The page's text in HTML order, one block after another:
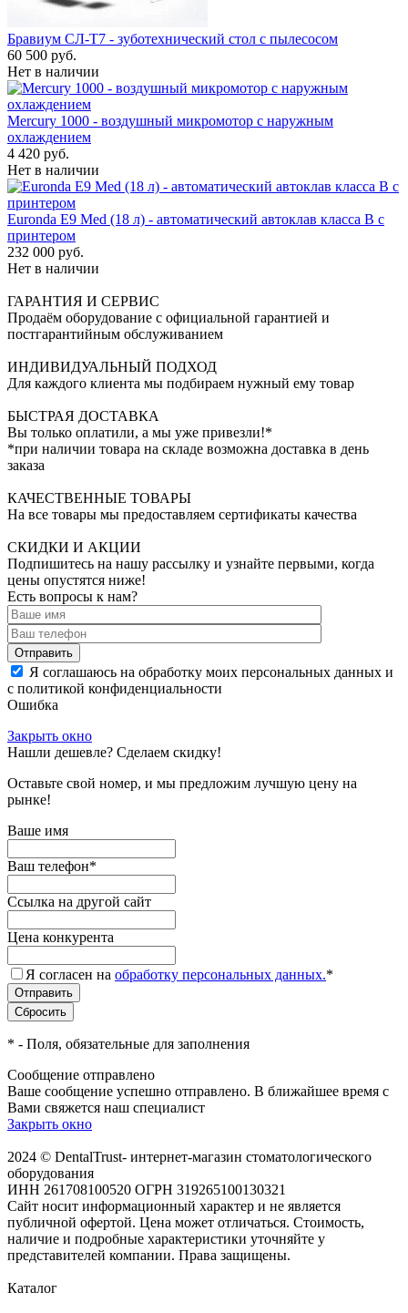
Бравиум СЛ-Т7 - зуботехнический стол с пылесосом
60 500 руб.
Нет в наличии
Mercury 1000 - воздушный микромотор с наружным
охлаждением
4 420 руб.
Нет в наличии
Euronda E9 Med (18 л) - автоматический автоклав класса B с
принтером
232 000 руб.
Нет в наличии
ГАРАНТИЯ И СЕРВИС
Продаём оборудование с официальной гарантией и
постгарантийным обслуживанием
ИНДИВИДУАЛЬНЫЙ ПОДХОД
Для каждого клиента мы подбираем нужный ему товар
БЫСТРАЯ ДОСТАВКА
Вы только оплатили, а мы уже привезли!*
*при наличии товара на складе возможна доставка в день
заказа
КАЧЕСТВЕННЫЕ ТОВАРЫ
На все товары мы предоставляем сертификаты качества
СКИДКИ И АКЦИИ
Подпишитесь на нашу рассылку и узнайте первыми, когда
цены опустятся ниже!
Есть вопросы к нам?
Отправить
Я соглашаюсь на обработку моих персональных данных и
с политикой конфиденциальности
Ошибка
Закрыть окно
Нашли дешевле? Сделаем скидку!
Оставьте свой номер, и мы предложим лучшую цену на
рынке!
Ваше имя
Ваш телефон*
Ссылка на другой сайт
Цена конкурента
Я согласен на обработку персональных данных.*
* - Поля, обязательные для заполнения
Сообщение отправлено
Ваше сообщение успешно отправлено. В ближайшее время с
Вами свяжется наш специалист
Закрыть окно
2024 © DentalTrust- интернет-магазин стоматологического
оборудования
ИНН 261708100520 ОГРН 319265100130321
Сайт носит информационный характер и не является
публичной офертой. Цена может отличаться. Стоимость,
наличие и подробные характеристики уточняйте у
представителей компании. Права защищены.
Каталог